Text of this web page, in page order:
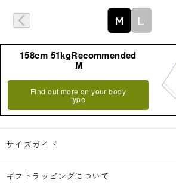
M L
158cm 51kgRecommended
M
Find out more on your body
type
サイズガイド
ギフトラッピングについて